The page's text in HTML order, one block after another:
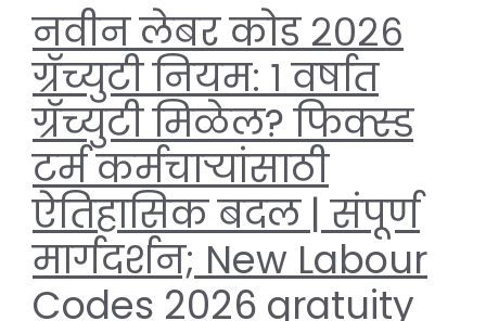
नवीन लेबर कोड २०२६
ग्रॅच्युटी नियम: १ वर्षात
ग्रॅच्युटी मिळेल? फिक्स्ड
टर्म कर्मचाऱ्यांसाठी
ऐतिहासिक बदल | संपूर्ण
मार्गदर्शन; New Labour
Codes 2026 gratuity